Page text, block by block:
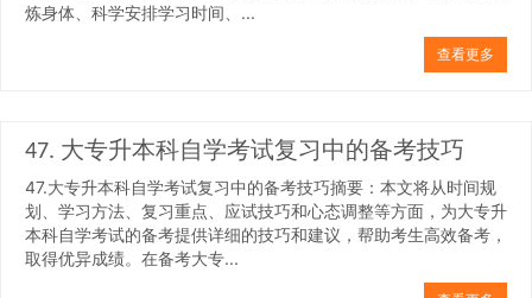
炼身体、科学安排学习时间、...
查看更多
47. 大专升本科自学考试复习中的备考技巧
47.大专升本科自学考试复习中的备考技巧摘要：本文将从时间规
划、学习方法、复习重点、应试技巧和心态调整等方面，为大专升
本科自学考试的备考提供详细的技巧和建议，帮助考生高效备考，
取得优异成绩。在备考大专...